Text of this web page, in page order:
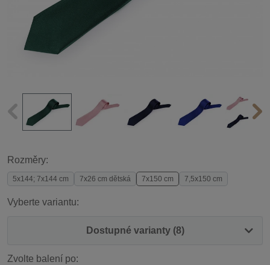
Rozměry:
5x144; 7x144 cm 7x26 cm dětská 7x150 cm 7,5x150 cm
Vyberte variantu:
Dostupné varianty (8)
Zvolte balení po: